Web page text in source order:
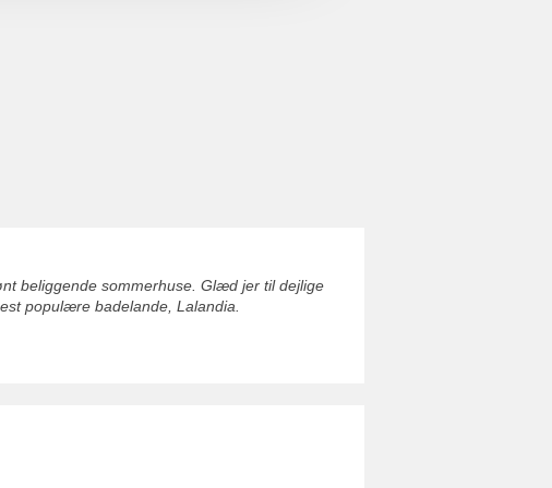
beliggende sommerhuse. Glæd jer til dejlige
populære badelande, Lalandia.